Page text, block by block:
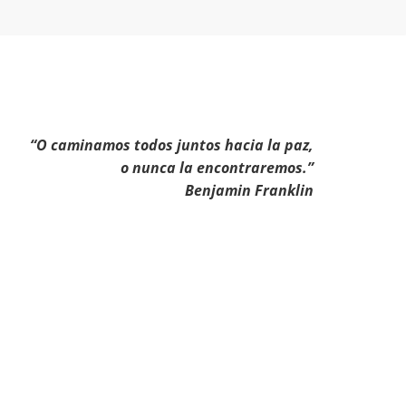
“O caminamos todos juntos hacia la paz,
o nunca la encontraremos.”
Benjamin Franklin